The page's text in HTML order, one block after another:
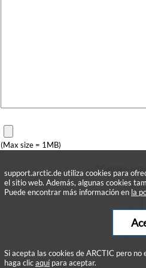
(Max size = 1MB)
* Campos
support.arctic.de utiliza cookies para
el sitio web. Además, algunas cookies
Puede encontrar más información en la
Si acepta las cookies de ARCTIC pero
haga clicaquípara aceptar.